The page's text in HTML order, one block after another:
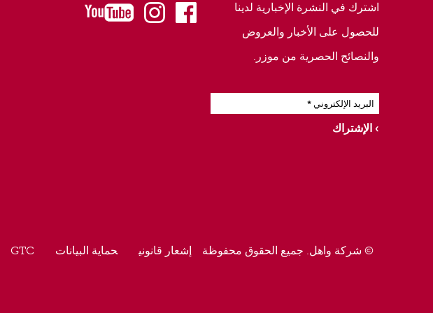
اشترك في النشرة الإخبارية لدينا
للحصول على الأخبار والعروض
والنصائح الحصرية من موزر.
الإشتراك
facebook
instagram
youtube
© شركة واهل. جميع الحقوق محفوظة إشعار قانوني حماية البيانات GTC